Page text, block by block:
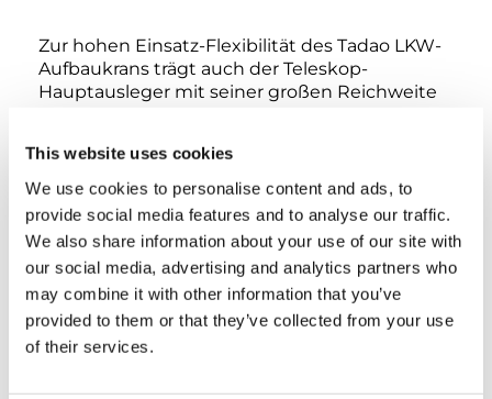
This website uses cookies
We use cookies to personalise content and ads, to
provide social media features and to analyse our traffic.
We also share information about your use of our site with
our social media, advertising and analytics partners who
may combine it with other information that you’ve
provided to them or that they’ve collected from your use
of their services.
Zur hohen Einsatz-Flexibilität des Tadao LKW-
Aufbaukrans trägt auch der Teleskop-
Hauptausleger mit seiner großen Reichweite
PS starken Volvo 8 x 4 Triple, der für zügiges
Vorankommen und dank lenkbarer
Hinterachsen für gute Wendigkeit sorgt.
TAGS